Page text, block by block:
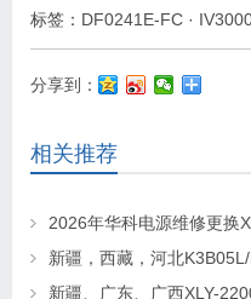
标签： DF0241E-FC ·
分享到：
相关推荐